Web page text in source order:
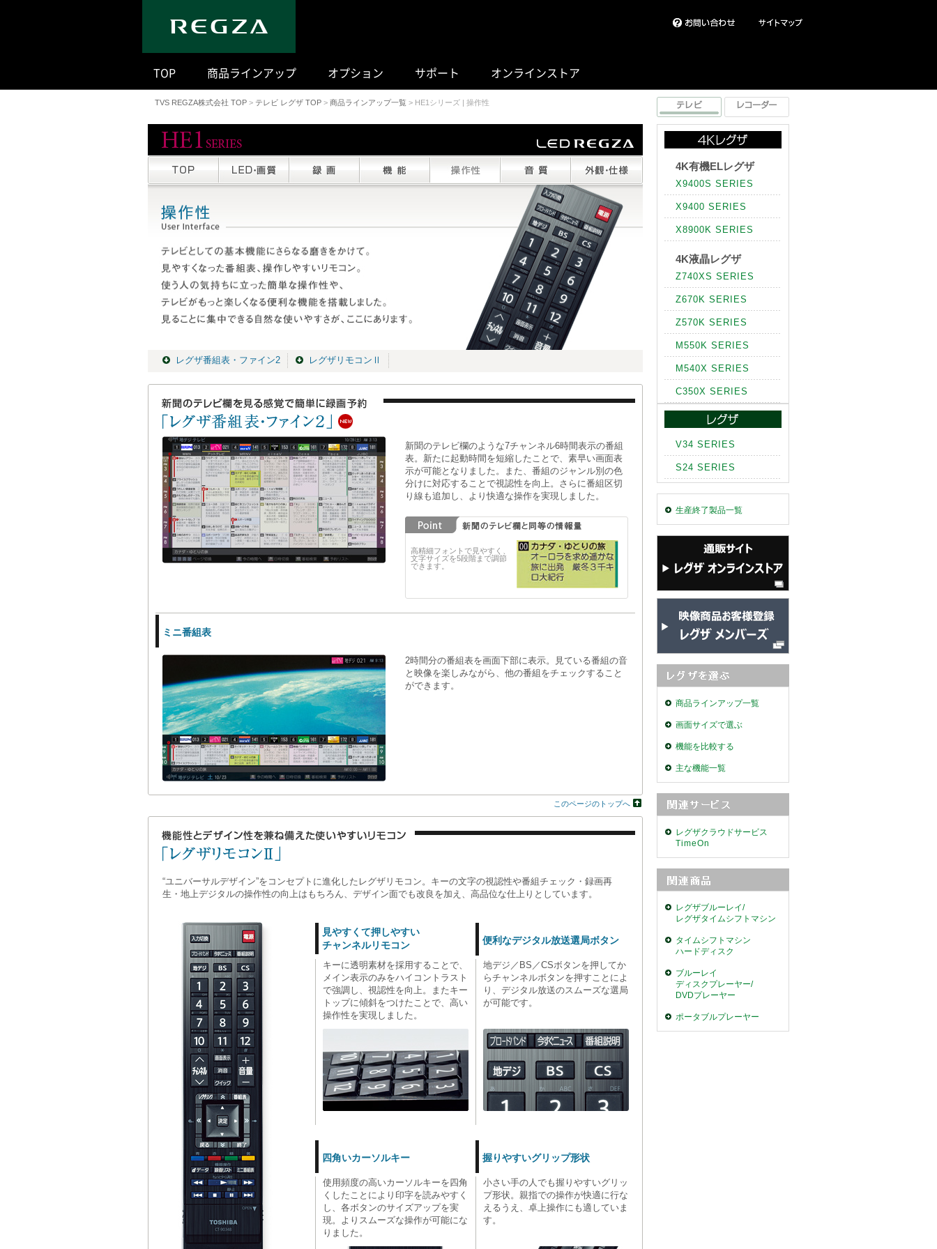
TOP 商品ラインアップ オプション サポート オンラインストア
TVS REGZA株式会社 TOP > テレビ レグザ TOP > 商品ラインアップ一覧 > HE1シリーズ | 操作性
レグザ番組表・ファイン2 レグザリモコンⅡ
新聞のテレビ欄のような7チャンネル6時間表示の番組
表。新たに起動時間を短縮したことで、素早い画面表
示が可能となりました。また、番組のジャンル別の色
分けに対応することで視認性を向上。さらに番組区切
り線も追加し、より快適な操作を実現しました。
高精細フォントで見やすく、
文字サイズを5段階まで調節
できます。
ミニ番組表
2時間分の番組表を画面下部に表示。見ている番組の音
と映像を楽しみながら、他の番組をチェックすること
ができます。
このページのトップへ
“ユニバーサルデザイン”をコンセプトに進化したレグザリモコン。キーの文字の視認性や番組チェック・録画再
生・地上デジタルの操作性の向上はもちろん、デザイン面でも改良を加え、高品位な仕上りとしています。
見やすくて押しやすい
チャンネルリモコン
便利なデジタル放送選局ボタン
キーに透明素材を採用することで、
メイン表示のみをハイコントラスト
で強調し、視認性を向上。またキー
トップに傾斜をつけたことで、高い
操作性を実現しました。
地デジ／BS／CSボタンを押してか
らチャンネルボタンを押すことによ
り、デジタル放送のスムーズな選局
が可能です。
四角いカーソルキー 握りやすいグリップ形状
使用頻度の高いカーソルキーを四角
くしたことにより印字を読みやすく
し、各ボタンのサイズアップを実
現。よりスムーズな操作が可能にな
りました。
小さい手の人でも握りやすいグリッ
プ形状。親指での操作が快適に行な
えるうえ、卓上操作にも適していま
す。
4K有機ELレグザ
X9400S SERIES
X9400 SERIES
X8900K SERIES
4K液晶レグザ
Z740XS SERIES
Z670K SERIES
Z570K SERIES
M550K SERIES
M540X SERIES
C350X SERIES
V34 SERIES
S24 SERIES
生産終了製品一覧
商品ラインアップ一覧
画面サイズで選ぶ
機能を比較する
主な機能一覧
レグザクラウドサービス
TimeOn
レグザブルーレイ/
レグザタイムシフトマシン
タイムシフトマシン
ハードディスク
ブルーレイ
ディスクプレーヤー/
DVDプレーヤー
ポータブルプレーヤー